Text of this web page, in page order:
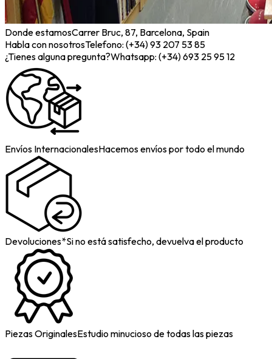
Donde estamosCarrer Bruc, 87, Barcelona, Spain
Habla con nosotrosTelefono: (+34) 93 207 53 85
¿Tienes alguna pregunta?Whatsapp: (+34) 693 25 95 12
Envíos InternacionalesHacemos envíos por todo el mundo
Devoluciones*Si no está satisfecho, devuelva el producto
Piezas OriginalesEstudio minucioso de todas las piezas